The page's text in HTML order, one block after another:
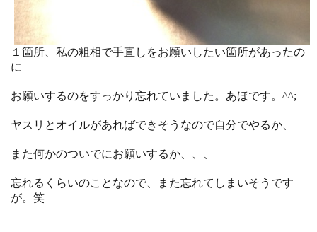
１箇所、私の粗相で手直しをお願いしたい箇所があったの
に
お願いするのをすっかり忘れていました。あほです。^^;
ヤスリとオイルがあればできそうなので自分でやるか、
また何かのついでにお願いするか、、、
忘れるくらいのことなので、また忘れてしまいそうです
が。笑